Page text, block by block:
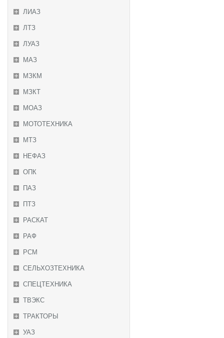
ЛИАЗ
ЛТЗ
ЛУАЗ
МАЗ
МЗКМ
МЗКТ
МОАЗ
МОТОТЕХНИКА
МТЗ
НЕФАЗ
ОПК
ПАЗ
ПТЗ
РАСКАТ
РАФ
РСМ
СЕЛЬХОЗТЕХНИКА
СПЕЦТЕХНИКА
ТВЭКС
ТРАКТОРЫ
УАЗ